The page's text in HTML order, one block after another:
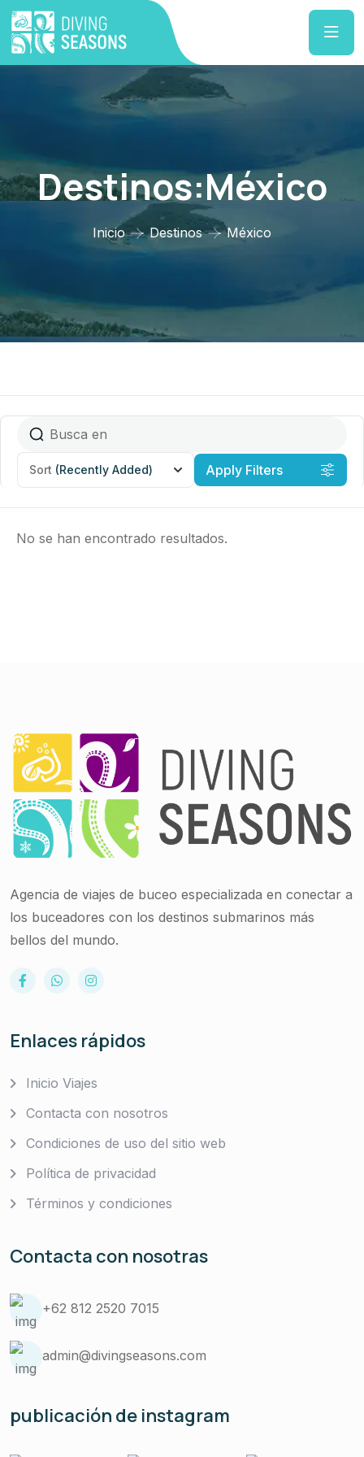
Destinos:México
Inicio Destinos México
Sort (Recently Added) Apply Filters
No se han encontrado resultados.
Agencia de viajes de buceo especializada en conectar a
los buceadores con los destinos submarinos más
bellos del mundo.
Enlaces rápidos
Inicio Viajes
Contacta con nosotros
Condiciones de uso del sitio web
Política de privacidad
Términos y condiciones
Contacta con nosotras
+62 812 2520 7015
admin@divingseasons.com
publicación de instagram